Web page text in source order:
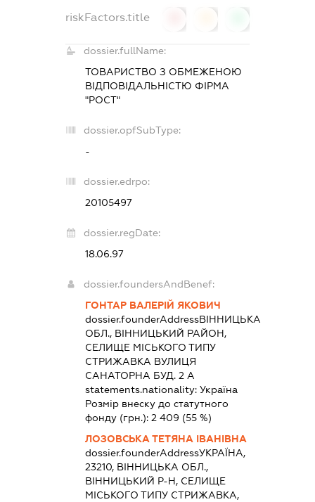
riskFactors.title
dossier.fullName:
ТОВАРИСТВО З ОБМЕЖЕНОЮ
ВІДПОВІДАЛЬНІСТЮ ФІРМА
"РОСТ"
dossier.opfSubType:
-
dossier.edrpo:
20105497
dossier.regDate:
18.06.97
dossier.foundersAndBenef:
ГОНТАР ВАЛЕРІЙ ЯКОВИЧ
dossier.founderAddressВІННИЦЬКА
ОБЛ., ВІННИЦЬКИЙ РАЙОН,
СЕЛИЩЕ МІСЬКОГО ТИПУ
СТРИЖАВКА ВУЛИЦЯ
САНАТОРНА БУД. 2 А
statements.nationality: Україна
Розмір внеску до статутного
фонду (грн.): 2 409 (55 %)
ЛОЗОВСЬКА ТЕТЯНА ІВАНІВНА
dossier.founderAddressУКРАЇНА,
23210, ВІННИЦЬКА ОБЛ.,
ВІННИЦЬКИЙ Р-Н, СЕЛИЩЕ
МІСЬКОГО ТИПУ СТРИЖАВКА,